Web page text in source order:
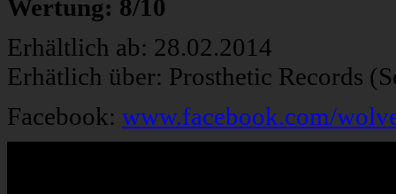
Wertung: 8/10
Erhältlich ab: 28.02.2014
Erhätlich über: Prosthetic Records
Facebook: www.facebook.com/